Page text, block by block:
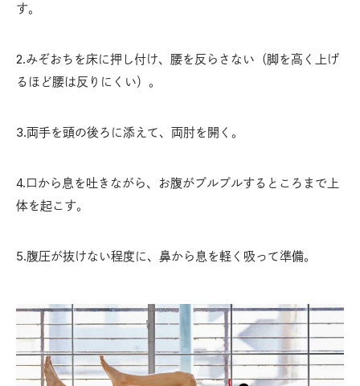
す。
2.みぞおちを床に押し付け、腰を反らさない（脚を高く上げ
るほど腰は反りにくい）。
3.両手を頭の後ろに添えて、両肘を開く。
4.口から息を吐きながら、お腹がプルプルするところまで上
体を起こす。
5.腹圧が抜けない程度に、鼻から息を軽く吸って準備。